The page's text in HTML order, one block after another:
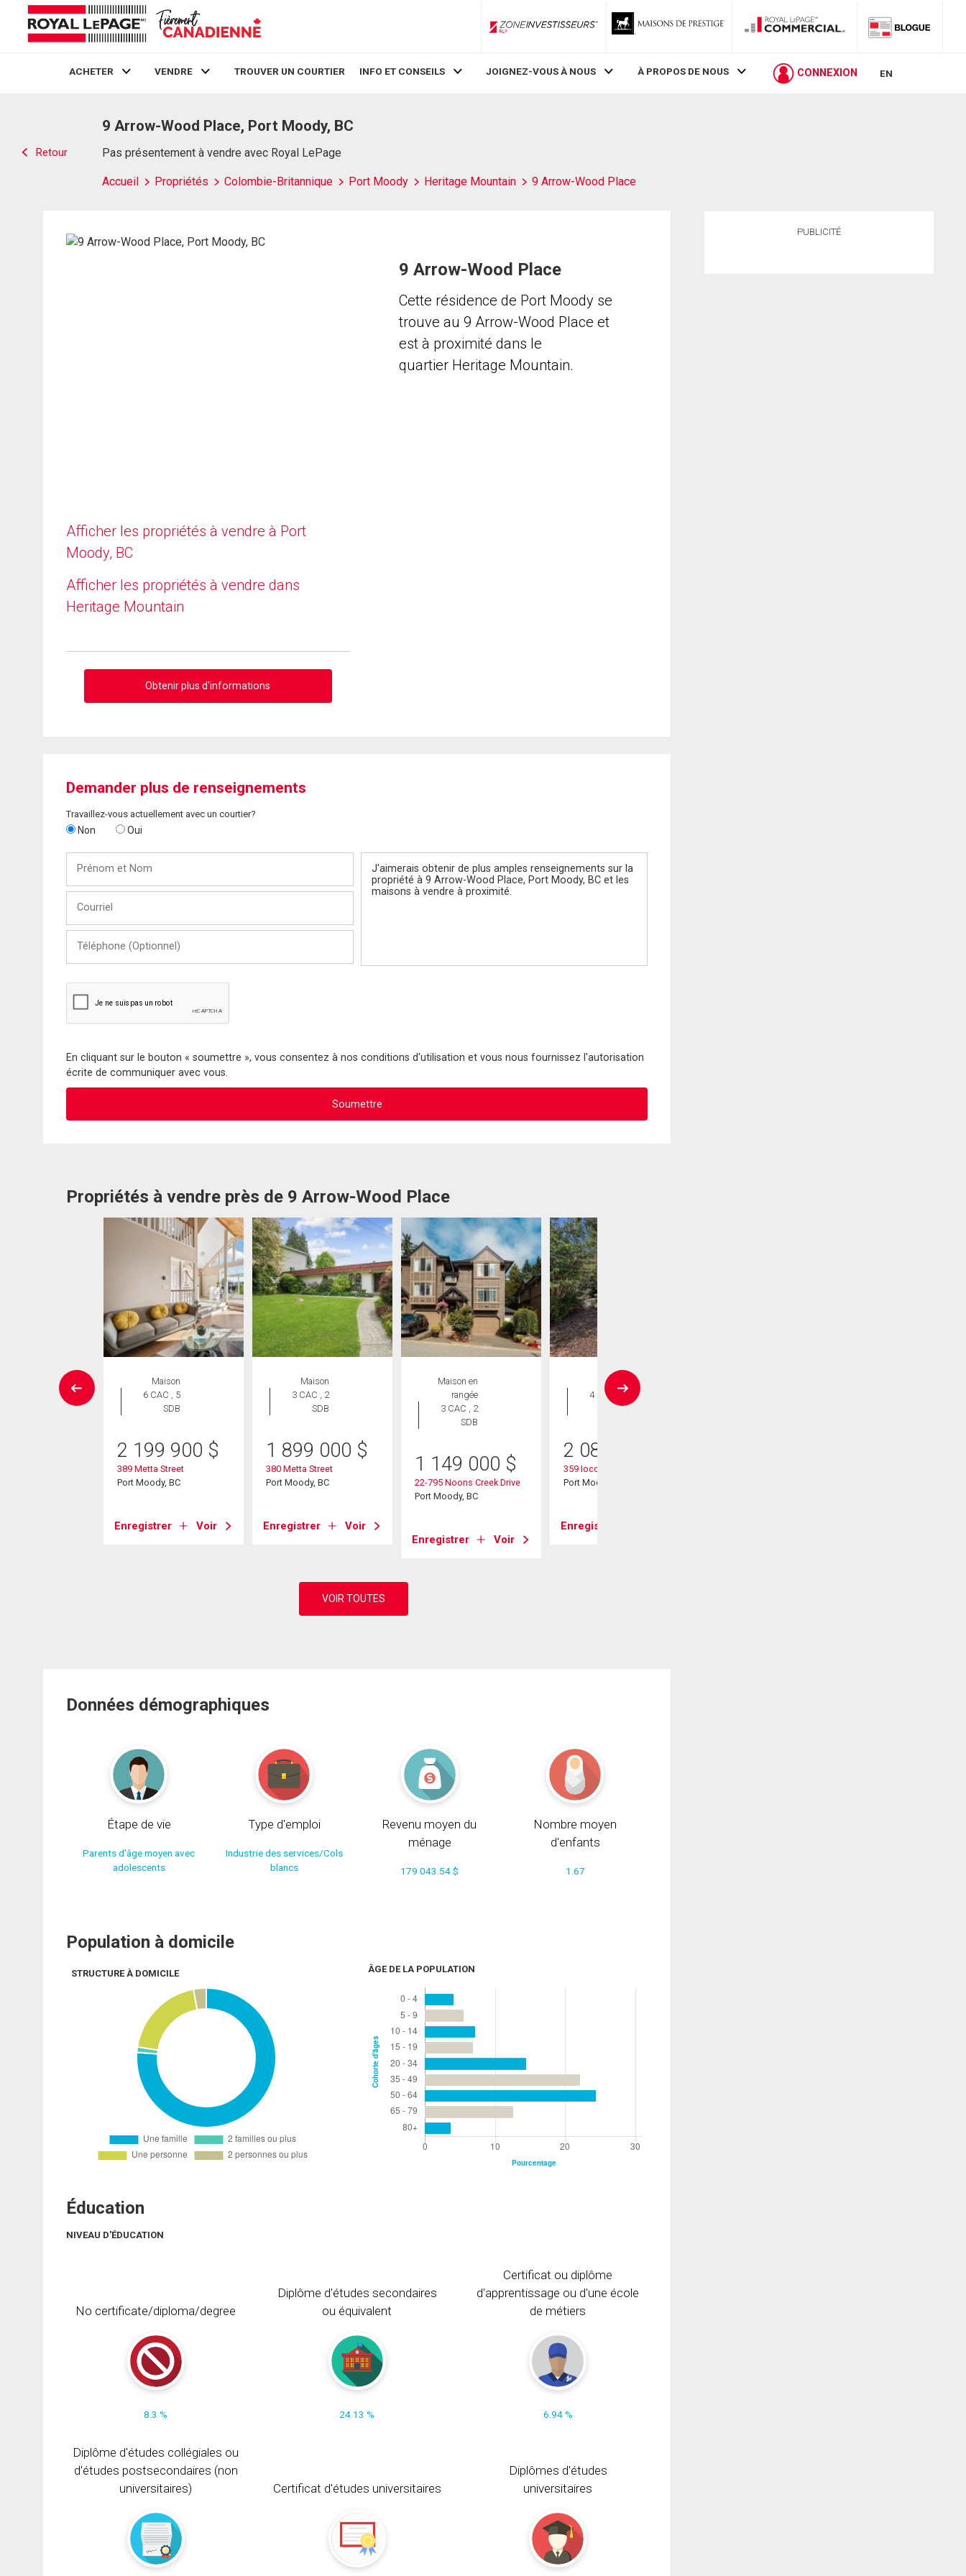
ZoneInvestisseurs RLP
ACHETER VENDRE TROUVER UN COURTIER INFO ET CONSEILS JOIGNEZ-VOUS À NOUS À PROPOS DE NOUS CONNEXION EN
Retour
9 Arrow-Wood Place, Port Moody, BC
Pas présentement à vendre avec Royal LePage
Accueil Propriétés Colombie-Britannique Port Moody Heritage Mountain 9 Arrow-Wood Place
Afficher les propriétés à vendre à Port
Moody, BC
Afficher les propriétés à vendre dans
Heritage Mountain
Obtenir plus d'informations
9 Arrow-Wood Place
Cette résidence de Port Moody se
trouve au 9 Arrow-Wood Place et
est à proximité dans le
quartier Heritage Mountain.
Demander plus de renseignements
Travaillez-vous actuellement avec un courtier?
Non Oui
Nom
(Optionnel)
En cliquant sur le bouton « soumettre », vous consentez à nos conditions d'utilisation et vous nous fournissez l'autorisation
écrite de communiquer avec vous.
Propriétés à vendre près de 9 Arrow-Wood Place
INSCRIPTION
Maison
6 CAC , 5
SDB
2 199 900 $
389 Metta Street
Port Moody, BC
Enregistrer Voir
Maison
3 CAC , 2
SDB
1 899 000 $
380 Metta Street
Port Moody, BC
Enregistrer Voir
Maison en
rangée
3 CAC , 2
SDB
1 149 000 $
22-795 Noons Creek Drive
Port Moody, BC
Enregistrer Voir
Maison
4 CAC , 1
SDB
2 088 000
359 Ioco Road
Port Moody, BC
Enregistrer
Données démographiques
Étape de vie
Parents d'âge moyen avec
adolescents
Type d'emploi
Industrie des services/Cols
blancs
Revenu moyen du
ménage
179 043.54 $
Nombre moyen
d'enfants
1.67
Population à domicile
STRUCTURE À DOMICILE ÂGE DE LA POPULATION
Éducation
NIVEAU D'ÉDUCATION
No certificate/diploma/degree
8.3 %
Diplôme d'études secondaires
ou équivalent
24.13 %
Certificat ou diplôme
d'apprentissage ou d'une école
de métiers
6.94 %
Diplôme d'études collégiales ou
d'études postsecondaires (non
universitaires)
Certificat d'études universitaires
Diplômes d'études
universitaires
PUBLICITÉ